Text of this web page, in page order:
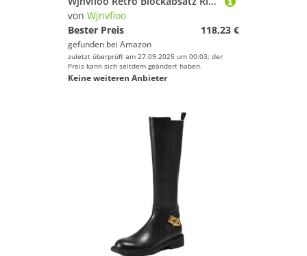
von Wjnvfioo
Bester Preis
118,23 €
gefunden bei Amazon
zuletzt überprüft am 27.09.2025 um 00:03; der
Preis kann sich seitdem geändert haben.
Keine weiteren Anbieter